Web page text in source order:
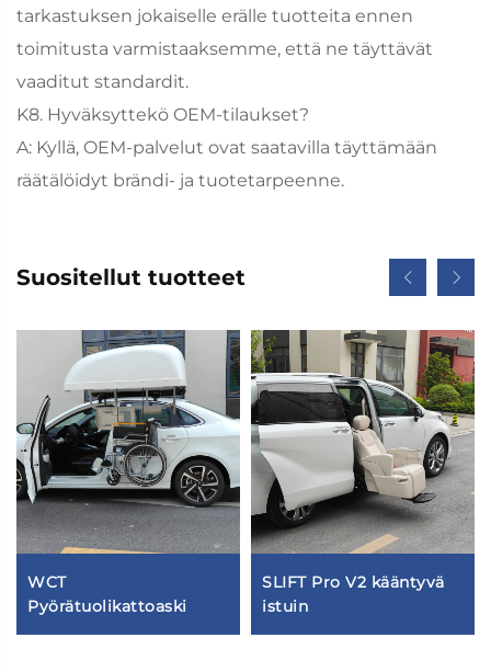
tarkastuksen jokaiselle erälle tuotteita ennen
toimitusta varmistaaksemme, että ne täyttävät
vaaditut standardit.
K8. Hyväksyttekö OEM-tilaukset?
A: Kyllä, OEM-palvelut ovat saatavilla täyttämään
räätälöidyt brändi- ja tuotetarpeenne.
Suositellut tuotteet
WCT
Pyörätuolikattoaski
SLIFT Pro V2 kääntyvä
istuin